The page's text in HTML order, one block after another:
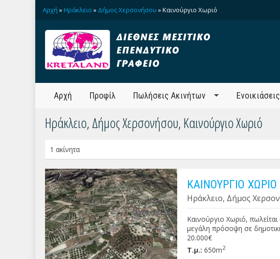
Αρχή »Ηράκλειο » Δήμος Χερσονήσου » Καινούργιο Χωριό
Αρχή Προφίλ Πωλήσεις Ακινήτων
Ηράκλειο, Δήμος Χερσονήσου, Καινούργιο Χωριό
1 ακίνητα
ΚΑΙΝΟΥΡΓΙΟ
Ηράκλειο, Δήμος
Καινούργιο Χωριό,
μεγάλη πρόσοψη σε
20.000€
Τ.μ.: 650m2